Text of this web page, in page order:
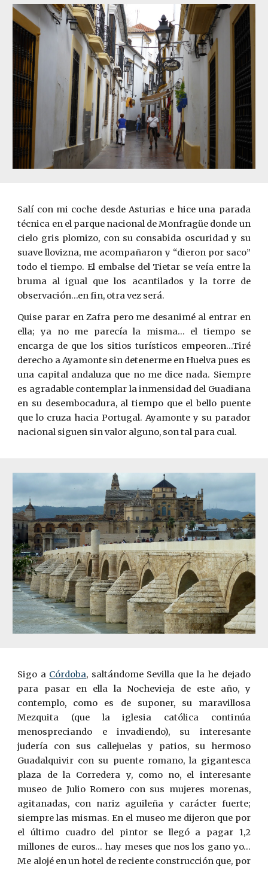
Salí con mi coche desde Asturias e hice una parada
técnica en el parque nacional de Monfragüe donde un
cielo gris plomizo, con su consabida oscuridad y su
suave llovizna, me acompañaron y “dieron por saco”
todo el tiempo. El embalse del Tietar se veía entre la
bruma al igual que los acantilados y la torre de
observación…en fin, otra vez será.
Quise parar en Zafra pero me desanimé al entrar en
ella; ya no me parecía la misma… el tiempo se
encarga de que los sitios turísticos empeoren…Tiré
derecho a Ayamonte sin detenerme en Huelva pues es
una capital andaluza que no me dice nada. Siempre
es agradable contemplar la inmensidad del Guadiana
en su desembocadura, al tiempo que el bello puente
que lo cruza hacia Portugal. Ayamonte y su parador
nacional siguen sin valor alguno, son tal para cual.
Sigo a Córdoba, saltándome Sevilla que la he dejado
para pasar en ella la Nochevieja de este año, y
contemplo, como es de suponer, su maravillosa
Mezquita (que la iglesia católica continúa
menospreciando e invadiendo), su interesante
judería con sus callejuelas y patios, su hermoso
Guadalquivir con su puente romano, la gigantesca
plaza de la Corredera y, como no, el interesante
museo de Julio Romero con sus mujeres morenas,
agitanadas, con nariz aguileña y carácter fuerte;
siempre las mismas. En el museo me dijeron que por
el último cuadro del pintor se llegó a pagar 1,2
millones de euros… hay meses que nos los gano yo…
Me alojé en un hotel de reciente construcción que, por